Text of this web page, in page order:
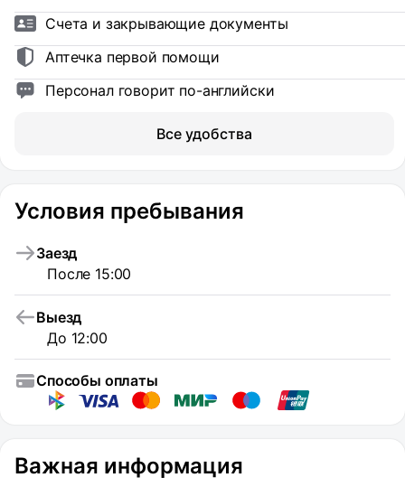
Счета и закрывающие документы
Аптечка первой помощи
Персонал говорит по-английски
Все удобства
Условия пребывания
Заезд
После 15:00
Выезд
До 12:00
Способы оплаты
Важная информация